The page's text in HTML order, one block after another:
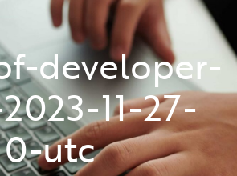
developer-
11-27-
utc